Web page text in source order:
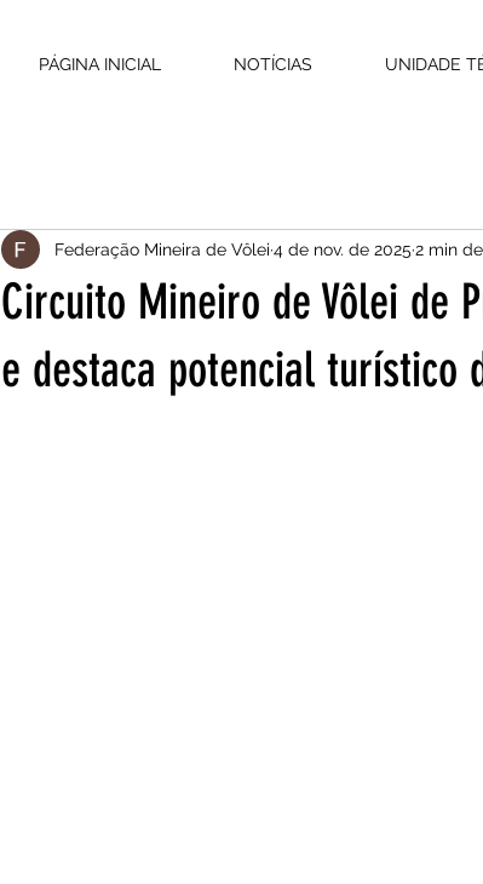
PÁGINA INICIAL NOTÍCIAS UNIDADE
Circuito Mineiro de Vôlei de
e destaca potencial turístico
Federação Mineira de Vôlei 4 de nov. de 2025 2 min